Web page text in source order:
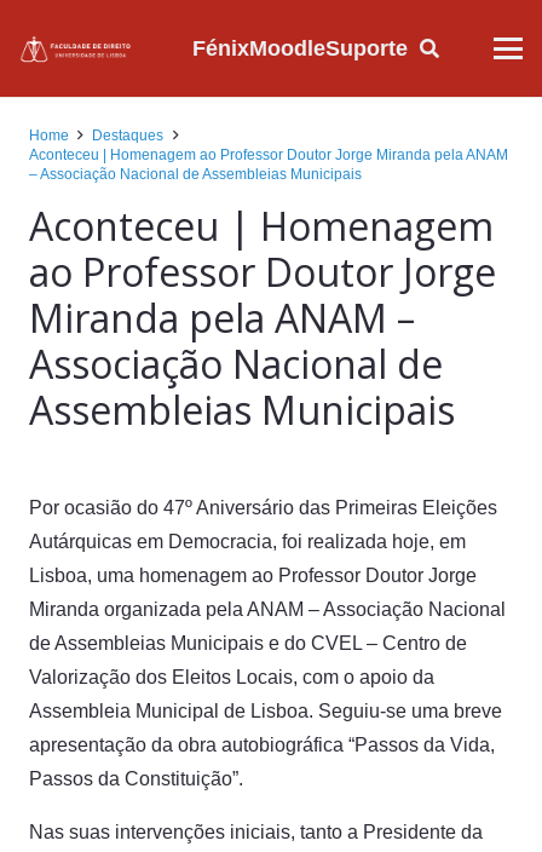
FénixMoodleSuporte
Home
Destaques
Aconteceu | Homenagem ao Professor Doutor Jorge Miranda pela ANAM
– Associação Nacional de Assembleias Municipais
Aconteceu | Homenagem
ao Professor Doutor Jorge
Miranda pela ANAM –
Associação Nacional de
Assembleias Municipais
Por ocasião do 47º Aniversário das Primeiras Eleições
Autárquicas em Democracia, foi realizada hoje, em
Lisboa, uma homenagem ao Professor Doutor Jorge
Miranda organizada pela ANAM – Associação Nacional
de Assembleias Municipais e do CVEL – Centro de
Valorização dos Eleitos Locais, com o apoio da
Assembleia Municipal de Lisboa. Seguiu-se uma breve
apresentação da obra autobiográfica “Passos da Vida,
Passos da Constituição”.
Nas suas intervenções iniciais, tanto a Presidente da